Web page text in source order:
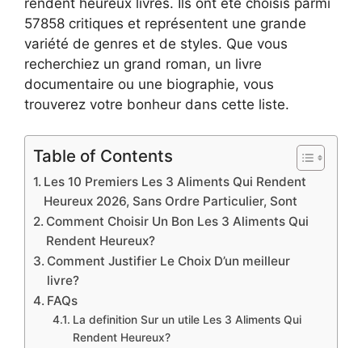
57858 critiques et représentent une grande
variété de genres et de styles. Que vous
recherchiez un grand roman, un livre
documentaire ou une biographie, vous
trouverez votre bonheur dans cette liste.
Table of Contents
Les 10 Premiers Les 3 Aliments Qui Rendent
Heureux 2026, Sans Ordre Particulier, Sont
Comment Choisir Un Bon Les 3 Aliments Qui
Rendent Heureux?
Comment Justifier Le Choix D’un meilleur
livre?
FAQs
La definition Sur un utile Les 3 Aliments Qui
Rendent Heureux?